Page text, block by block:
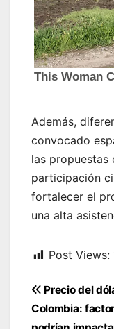
Además,
convocado
las propuestas
participación
fortalecer el
una alta
Post Views:
de
Precio del
Colombia: